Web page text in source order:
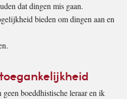
dat dingen mis gaan.
bieden om dingen aan en
boeddhistische leraar en ik